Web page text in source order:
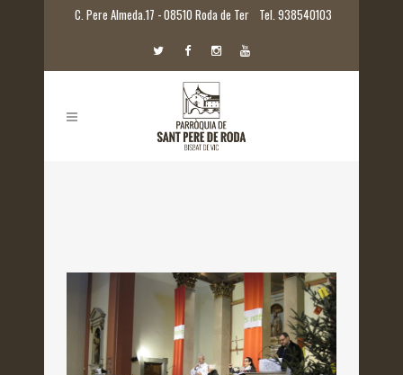
C. Pere Almeda.17 - 08510 Roda de Ter Tel. 938540103